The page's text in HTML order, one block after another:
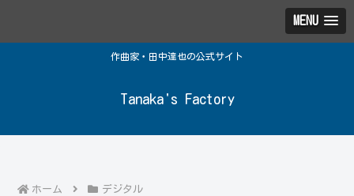
MENU
作曲家・田中達也の公式サイト
Tanaka's Factory
ホーム デジタル